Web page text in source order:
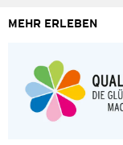
MEHR ERLEBEN